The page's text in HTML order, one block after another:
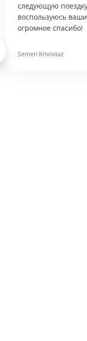
следующую
воспользуюсь
огромное спасибо!
Semen Krivoviaz